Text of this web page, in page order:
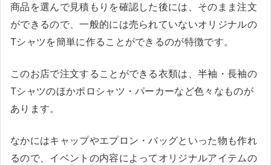
商品を選んで見積もりを確認した後には、そのまま注文
ができるので、一般的には売られていないオリジナルの
Tシャツを簡単に作ることができるのが特徴です。
このお店で注文することができる衣類は、半袖・長袖の
Tシャツのほかポロシャツ・パーカーなど色々なものが
あります。
なかにはキャップやエプロン・バッグといった物も作れ
るので、イベントの内容によってオリジナルアイテムの